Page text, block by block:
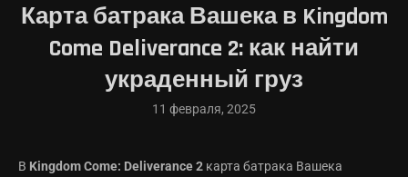
Карта батрака Вашека в Kingdom
Come Deliverance 2: как найти
украденный груз
11 февраля, 2025
В Kingdom Come: Deliverance 2 карта батрака Вашека